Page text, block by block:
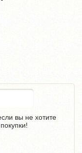
вы не хотите